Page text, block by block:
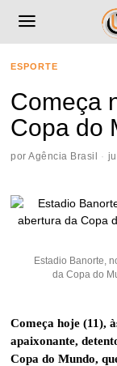
ESPORTE
Começa
Copa do
porAgência Brasil
Estadio Banorte,
da Copa do
Começa hoje (11),
apaixonante,
Copa do Mundo,